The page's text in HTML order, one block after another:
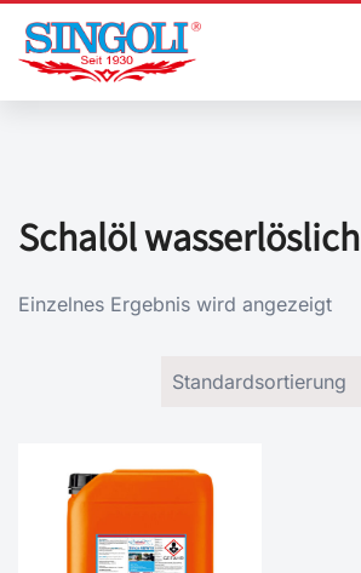
Zum
Inhalt
springen
Schalöl wasserlöslich
Einzelnes Ergebnis wird angezeigt